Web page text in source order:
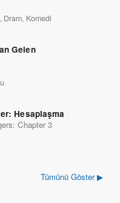
Dram, Komedi
Gelen
Hesaplaşma
Chapter 3
Tümünü Göster ▶